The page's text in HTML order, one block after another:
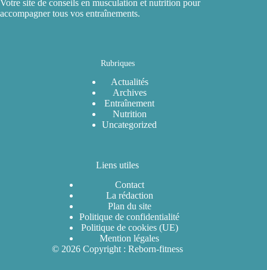
Votre site de conseils en musculation et nutrition pour
accompagner tous vos entraînements.
Rubriques
Actualités
Archives
Entraînement
Nutrition
Uncategorized
Liens utiles
Contact
La rédaction
Plan du site
Politique de confidentialité
Politique de cookies (UE)
Mention légales
© 2026 Copyright : Reborn-fitness